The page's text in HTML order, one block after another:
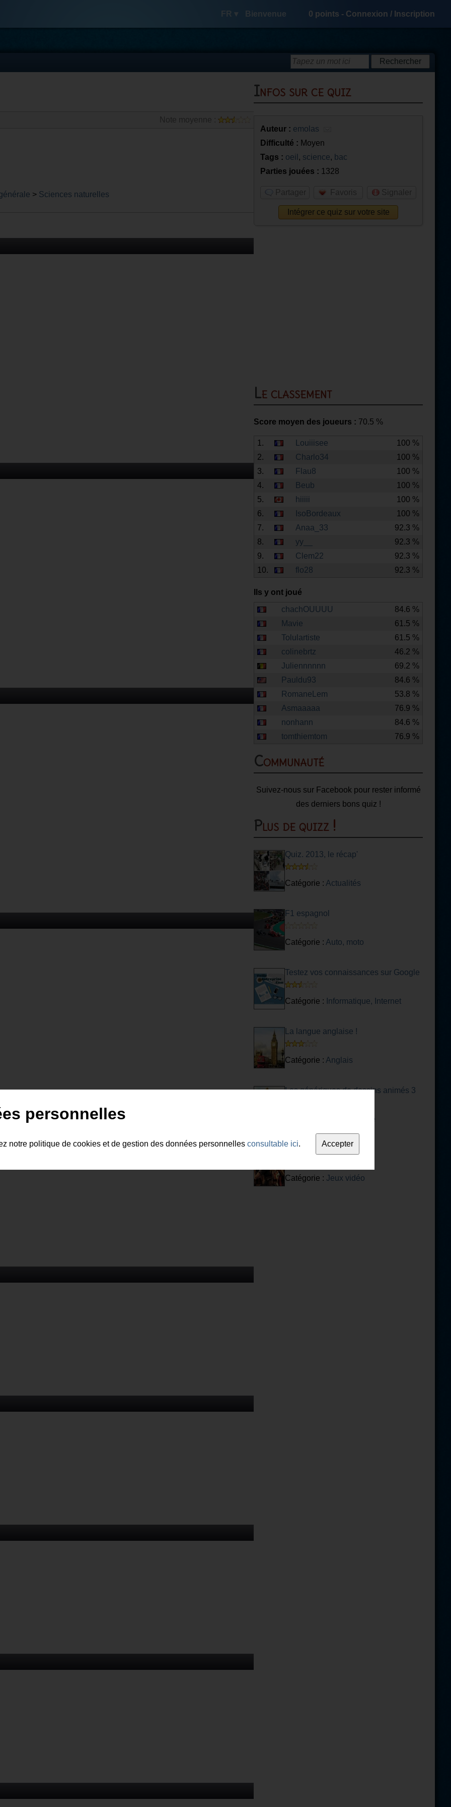
FR ▾ Bienvenue 0 points - Connexion / Inscription
> Sciences naturelles
Infos sur ce quiz
Auteur : emolas
Difficulté : Moyen
Tags : oeil , science, bac
Parties jouées : 1328
Partager Favoris Signaler
Intégrer ce quiz sur votre site
Le classement
Score moyen des joueurs : 70.5 %
1. Louiiisee
100 %
2.
Charlo34
100 %
3.
Flau8
100 %
4.
Beub
100 %
5.
hiiiii
100 %
6.
IsoBordeaux
100 %
7.
Anaa_33
92.3 %
8.
yy__
92.3 %
9.
Clem22
92.3 %
10.
flo28 92.3 %
Ils y ont joué
chachOUUUU
84.6 %
Mavie
61.5 %
Tolulartiste
61.5 %
colinebrtz
46.2 %
Juliennnnnn
69.2 %
Pauldu93
84.6 %
RomaneLem
53.8 %
Asmaaaaa
76.9 %
nonhann
84.6 %
tomthiemtom
76.9 %
Communauté
Suivez-nous sur Facebook pour rester informé
des derniers bons quiz !
Plus de quizz !
Quiz. 2013, le récap'
Catégorie : Actualités
F1 espagnol
Catégorie : Auto, moto
Testez vos connaissances sur Google
Catégorie : Informatique, Internet
La langue anglaise !
Catégorie : Anglais
Les génériques de dessins animés 3
Dessin animé
Resident Evil : Jeu
Catégorie : Jeux vidéo
personnelles
notre politique de cookies et de gestion des données personnelles consultable ici.